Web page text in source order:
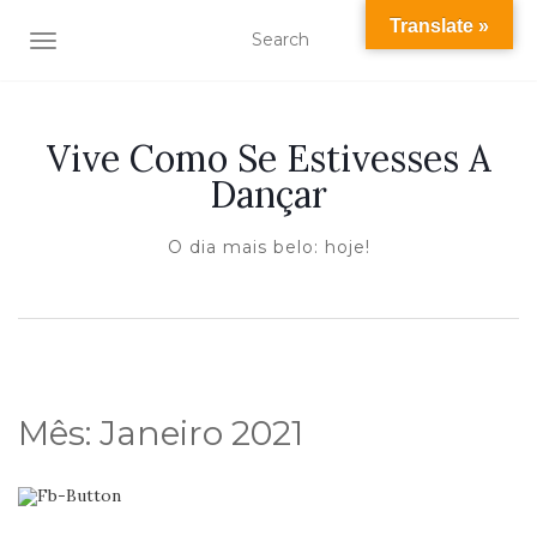
TOGGLE NAVIGATION
Vive Como Se Estivesses A
Dançar
O dia mais belo: hoje!
Mês: Janeiro 2021
Translate »